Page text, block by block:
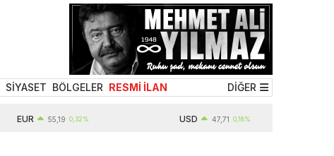
SİYASET BÖLGELER RESMİ İLAN DİĞER
55,19 0,32% 47,71 0,18%